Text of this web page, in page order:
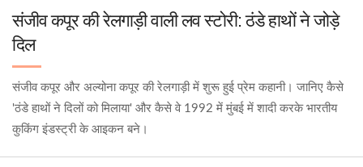
संजीव कपूर की रेलगाड़ी वाली लव स्टोरी: ठंडे हाथों ने जोड़े
दिल
संजीव कपूर और अल्योना कपूर की रेलगाड़ी में शुरू हुई प्रेम कहानी। जानिए कैसे
'ठंडे हाथों ने दिलों को मिलाया' और कैसे वे 1992 में मुंबई में शादी करके भारतीय
कुकिंग इंडस्ट्री के आइकन बने।